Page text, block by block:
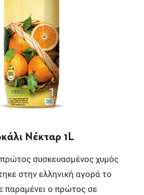
Νέκταρ 1L
συσκευασμένος χυμός
στην ελληνική αγορά το
παραμένει ο πρώτος σε